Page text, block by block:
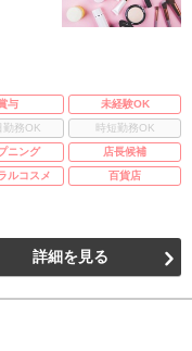
与
未経験OK
勤務OK
時短勤務OK
ニング
店長候補
ルコスメ 百貨店
詳細を見る